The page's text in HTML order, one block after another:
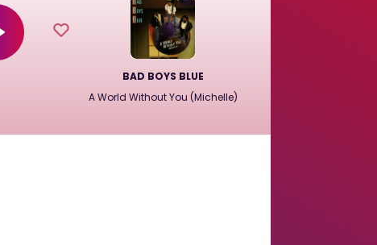
BAD BOYS BLUE
A World Without You (Michelle)